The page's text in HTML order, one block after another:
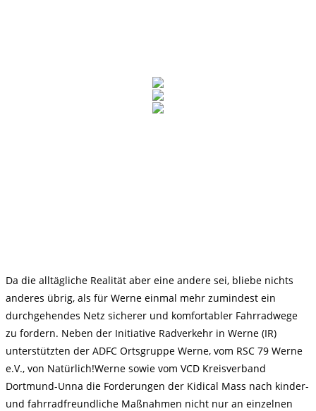
Da die alltägliche Realität aber eine andere sei, bliebe nichts
anderes übrig, als für Werne einmal mehr zumindest ein
durchgehendes Netz sicherer und komfortabler Fahrradwege
zu fordern. Neben der Initiative Radverkehr in Werne (IR)
unterstützten der ADFC Ortsgruppe Werne, vom RSC 79 Werne
e.V., von Natürlich!Werne sowie vom VCD Kreisverband
Dortmund-Unna die Forderungen der Kidical Mass nach kinder-
und fahrradfreundliche Maßnahmen nicht nur an einzelnen